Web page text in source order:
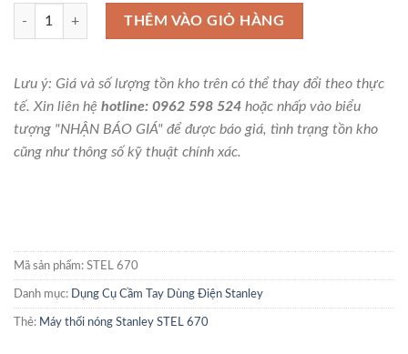
Máy thổi nóng Stanley STEL 670 số lượng
THÊM VÀO GIỎ HÀNG
Lưu ý: Giá và số lượng tồn kho trên có thể thay đổi theo thực
tế. Xin liên hệ hotline: 0962 598 524 hoặc nhấp vào biểu
tượng "NHẬN BÁO GIÁ" để được báo giá, tình trạng tồn kho
cũng như thông số kỹ thuật chính xác.
Mã sản phẩm: STEL 670
Danh mục: Dụng Cụ Cầm Tay Dùng Điện Stanley
Thẻ: Máy thổi nóng Stanley STEL 670